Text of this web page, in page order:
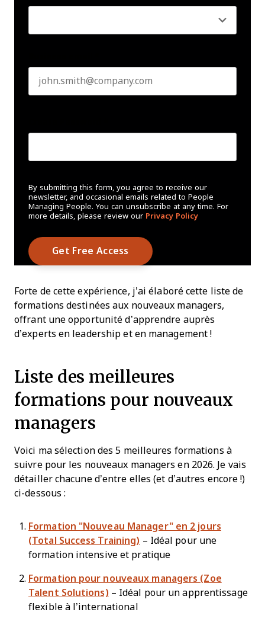
By submitting this form, you agree to receive our
newsletter, and occasional emails related to People
Managing People. You can unsubscribe at any time. For
more details, please review our Privacy Policy
Forte de cette expérience, j’ai élaboré cette liste de
formations destinées aux nouveaux managers,
offrant une opportunité d’apprendre auprès
d’experts en leadership et en management !
Liste des meilleures
formations pour nouveaux
managers
Voici ma sélection des 5 meilleures formations à
suivre pour les nouveaux managers en 2026. Je vais
détailler chacune d’entre elles (et d’autres encore !)
ci-dessous :
Formation "Nouveau Manager" en 2 jours
(Total Success Training) – Idéal pour une
formation intensive et pratique
Formation pour nouveaux managers (Zoe
Talent Solutions) – Idéal pour un apprentissage
flexible à l’international